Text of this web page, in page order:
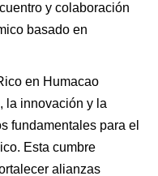
y colaboración
basado en
en Humacao
la innovación y la
fundamentales para el
Esta cumbre
alianzas